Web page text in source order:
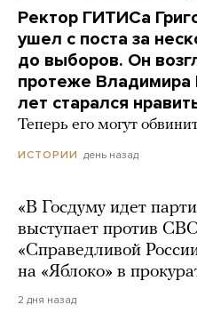
Ректор ГИТИСа
ушел с поста за
до выборов. Он
протеже Владимира
лет старался
Теперь его могут
ИСТОРИИ день назад
«В Госдуму идет
выступает против
«Справедливой
на «Яблоко» в
2 дня назад